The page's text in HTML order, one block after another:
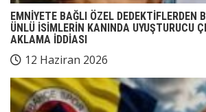
EMNİYETE BAĞLI ÖZEL DEDEKTİFLERDEN
ÜNLÜ İSİMLERİN KANINDA UYUŞTURUCU
AKLAMA İDDİASI
12 Haziran 2026